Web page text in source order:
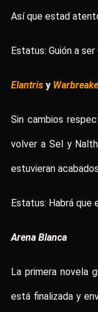
Así que estad
Estatus: Guión a
Elantris y
Sin cambios
volver a Sel y
estuvieran
Estatus: Habrá que
Arena Blanca
La primera novela
está finalizada y